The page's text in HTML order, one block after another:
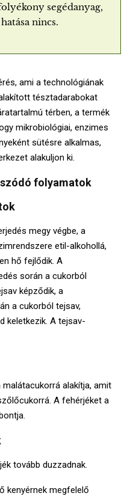
segédanyag,
nincs.
ami a technológiának
tésztadarabokat
térben, a termék
mikrobiológiai, enzimes
sütésre alkalmas,
alakuljon ki.
folyamatok
megy végbe, a
etil-alkohollá,
hő fejlődik. A
során a cukorból
képződik, a
a cukorból tejsav,
keletkezik. A tejsav-
alakítja, amit
A fehérjéket a
tovább duzzadnak.
kenyérnek megfelelő